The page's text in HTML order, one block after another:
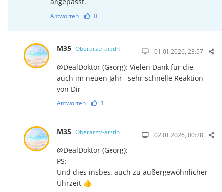
Antworten 0
M35 Oberarzt/-ärztin 01.01.2026, 23:57
@DealDoktor (Georg): Vielen Dank für die –
auch im neuen Jahr– sehr schnelle Reaktion
von Dir
Antworten 1
M35 Oberarzt/-ärztin 02.01.2026, 00:28
@DealDoktor (Georg):
PS:
Und dies insbes. auch zu außergewöhnlicher
Uhrzeit 👍